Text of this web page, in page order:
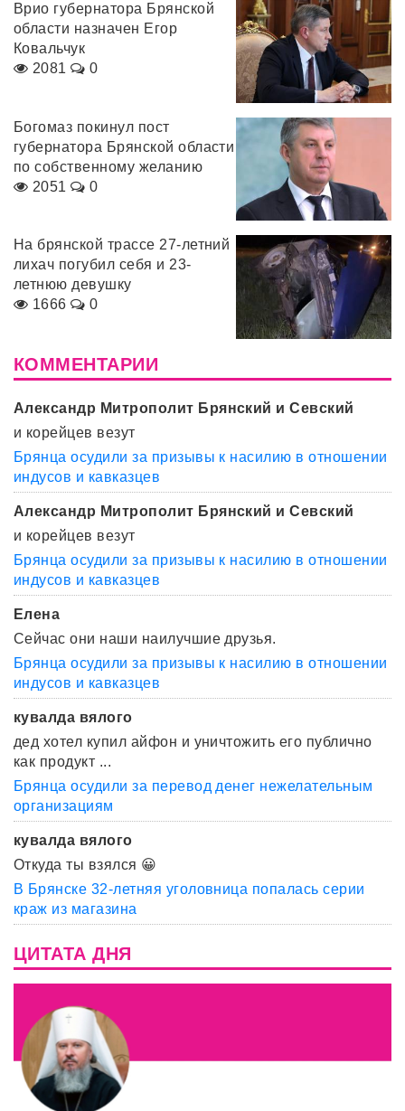
Врио губернатора Брянской
области назначен Егор
Ковальчук
2081
0
Богомаз покинул пост
губернатора Брянской области
по собственному желанию
2051
0
На брянской трассе 27-летний
лихач погубил себя и 23-
летнюю девушку
1666
0
КОММЕНТАРИИ
Александр Митрополит Брянский и Севский
и корейцев везут
Брянца осудили за призывы к насилию в отношении
индусов и кавказцев
Александр Митрополит Брянский и Севский
и корейцев везут
Брянца осудили за призывы к насилию в отношении
индусов и кавказцев
Елена
Сейчас они наши наилучшие друзья.
Брянца осудили за призывы к насилию в отношении
индусов и кавказцев
кувалда вялого
дед хотел купил айфон и уничтожить его публично
как продукт ...
Брянца осудили за перевод денег нежелательным
организациям
кувалда вялого
Откуда ты взялся 😀
В Брянске 32-летняя уголовница попалась серии
краж из магазина
ЦИТАТА ДНЯ